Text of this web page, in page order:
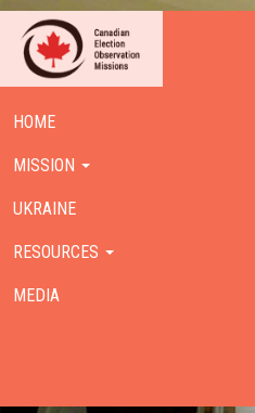
HOME
MISSION
UKRAINE
RESOURCES
MEDIA